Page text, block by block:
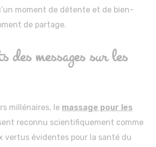
moment de détente et de bien-
de partage.
des messages sur les
millénaires, le massage pour les
reconnu scientifiquement comme
vertus évidentes pour la santé du